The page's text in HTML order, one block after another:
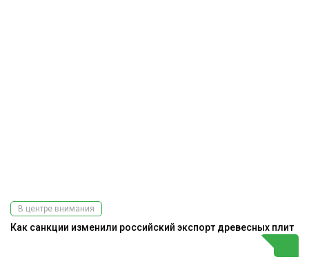
В центре внимания
Как санкции изменили российский экспорт древесных плит